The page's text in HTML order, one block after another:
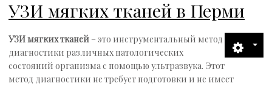
Коллектив
Подготовка к УЗИ
УЗИ мягких тканей в Перми
УЗИ мягких тканей – это инструментальный метод
диагностики различных патологических
состояний организма с помощью ультразвука. Этот
метод диагностики не требует подготовки и не имеет